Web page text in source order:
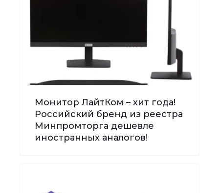
Монитор ЛайтКом – хит года!
Российский бренд из реестра
Минпромторга дешевле
иностранных аналогов!